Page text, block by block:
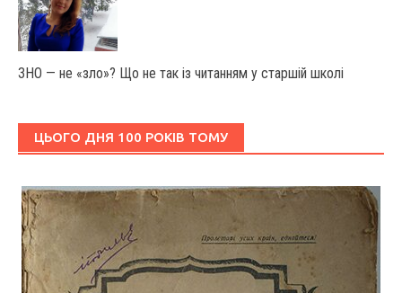
ЗНО — не «зло»? Що не так із читанням у старшій школі
ЦЬОГО ДНЯ 100 РОКІВ ТОМУ